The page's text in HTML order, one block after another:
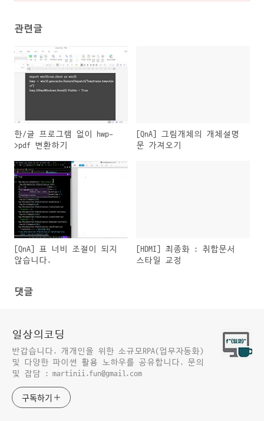
관련글
한/글 프로그램 없이 hwp-
>pdf 변환하기
[QnA] 그림개체의 개체설명
문 가져오기
[QnA] 표 너비 조절이 되지
않습니다.
[HDMI] 최종화 : 취합문서
스타일 교정
댓글
일상의코딩
반갑습니다. 개개인을 위한 소규모RPA(업무자동화)
및 다양한 파이썬 활용 노하우를 공유합니다. 문의
및 잡담 : martinii.fun@gmail.com
구독하기